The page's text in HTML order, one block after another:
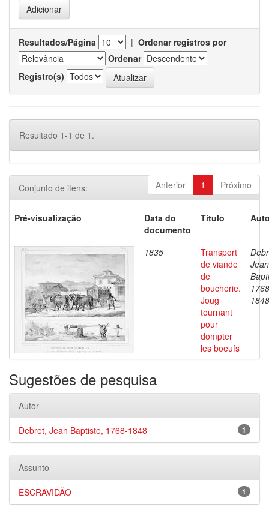
Resultados/Página | Ordenar registros por
Ordenar
Registro(s)
Resultado 1-1 de 1.
Anterior 1 Próximo
Conjunto de itens:
Pré-visualização
Data do
documento
Título
1835
Transport
de viande
de
boucherie.
Joug
tournant
pour
dompter
les boeufs
Jean
1848
Sugestões de pesquisa
Autor
1
Debret, Jean Baptiste, 1768-1848
Assunto
1
ESCRAVIDÃO